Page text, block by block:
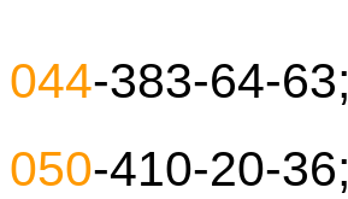
044-383-64-63;
050-410-20-36;